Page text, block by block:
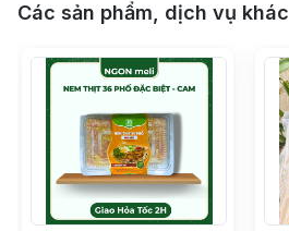
Các sản phẩm, dịch vụ khác